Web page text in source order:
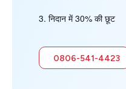
निदान में 30% की छूट
0806-541-4423